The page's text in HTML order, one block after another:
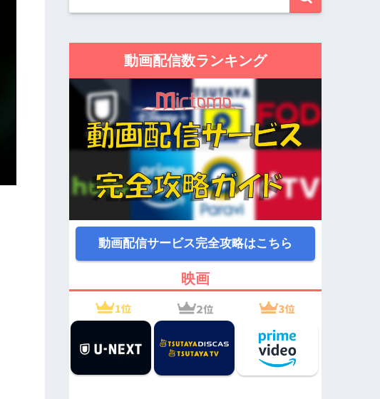
動画配信数ランキング
動画配信サービス完全攻略はこちら
映画